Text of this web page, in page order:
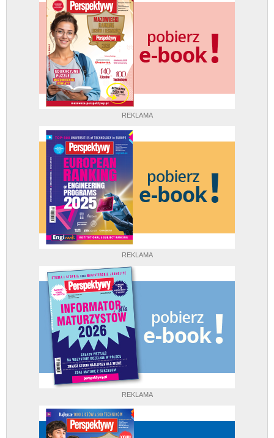
REKLAMA
REKLAMA
REKLAMA